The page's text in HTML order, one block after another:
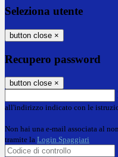
Seleziona utente
button close ×
Recupero password
button close ×
all'indirizzo indicato con le
Non hai una e-mail associata al
tramite la Login Spaggiari